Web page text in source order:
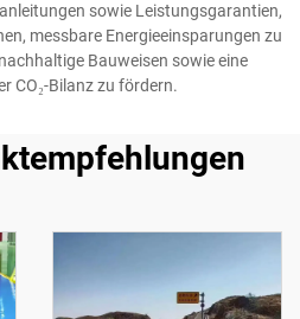
sowie Leistungsgarantien,
messbare Energieeinsparungen zu
Bauweisen sowie eine
CO₂-Bilanz zu fördern.